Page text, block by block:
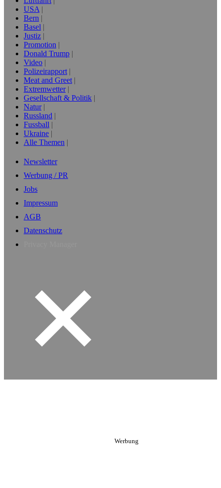
USA
Bern
Basel
Justiz
Promotion
Donald Trump
Video
Polizeirapport
Meat and Greet
Extremwetter
Gesellschaft & Politik
Natur
Russland
Fussball
Ukraine
Alle Themen
Newsletter
Werbung / PR
Jobs
Impressum
AGB
Datenschutz